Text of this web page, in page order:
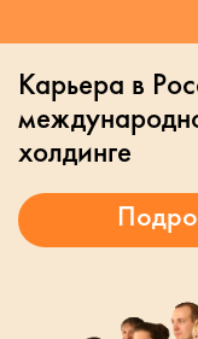
Карьера в
холдинге